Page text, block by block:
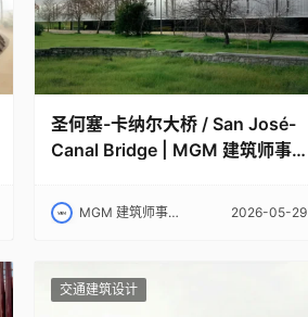
圣何塞-卡纳尔大桥 / San José-
Canal Bridge | MGM 建筑师事
MGM 建筑师事务所｜MGM 2026-05-29
交通建筑设计